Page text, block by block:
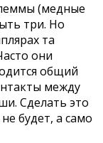
(медные
три. Но
та
они
общий
между
Сделать это
будет, а само